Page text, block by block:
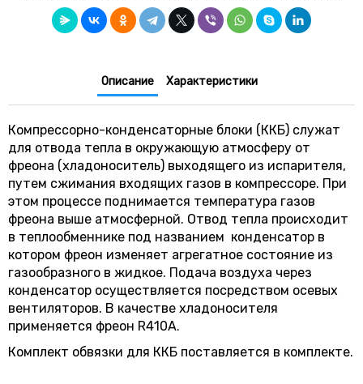
Описание Характеристики
Компрессорно-конденсаторные блоки (ККБ) служат
для отвода тепла в окружающую атмосферу от
фреона (хладоноситель) выходящего из испарителя,
путем сжимания входящих газов в компрессоре. При
этом процессе поднимается температура газов
фреона выше атмосферной. Отвод тепла происходит
в теплообменнике под названием конденсатор в
котором фреон изменяет агрегатное состояние из
газообразного в жидкое. Подача воздуха через
конденсатор осуществляется посредством осевых
вентиляторов. В качестве хладоносителя
применяется фреон R410А.
Комплект обвязки для ККБ поставляется в комплекте.